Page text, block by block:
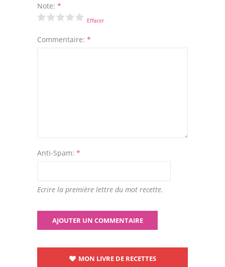
Note: *
Effacer
Commentaire: *
Anti-Spam: *
Ecrire la première lettre du mot recette.
MON LIVRE DE RECETTES